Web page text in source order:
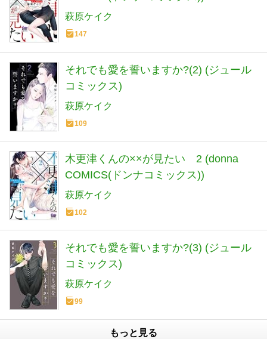
萩原ケイク
147
それでも愛を誓いますか?(2) (ジュール
コミックス)
萩原ケイク
109
木更津くんの××が見たい 2 (donna
COMICS(ドンナコミックス))
萩原ケイク
102
それでも愛を誓いますか?(3) (ジュール
コミックス)
萩原ケイク
99
もっと見る